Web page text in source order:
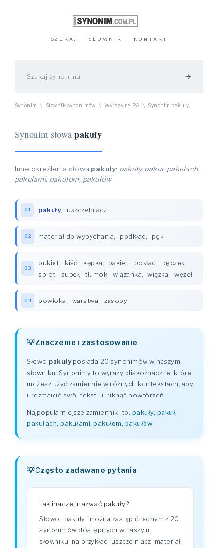
SZUKAJ SŁOWNIK KONTAKT
arrow_forward
Synonim \ Słownik synonimów \ Wyrazy na PA \ Synonim pakuły
Synonim słowa pakuły
Inne określenia słowa pakuły: pakuły, pakuł, pakułach,
pakułami, pakułom, pakułów
01 pakuły, uszczelniacz
02 materiał do wypychania podkład pęk
03
bukiet kiść kępka pakiet pokład pęczek
splot
supeł, tłumok wiązanka wiązka węzeł
04 powłoka warstwa zasoby
Znaczenie i zastosowanie
Słowo pakułyposiada 20 synonimów w naszym
słowniku. Synonimy to wyrazy bliskoznaczne, które
możesz użyć zamiennie w różnych kontekstach, aby
urozmaicić swój tekst i uniknąć powtórzeń.
Najpopularniejsze zamienniki to: pakuły, pakuł,
pakułach, pakułami, pakułom, pakułów
Często zadawane pytania
Jak inaczej nazwać pakuły?
Słowo „pakuły" można zastąpić jednym z 20
synonimów dostępnych w naszym
słowniku, na przykład: uszczelniacz, materiał